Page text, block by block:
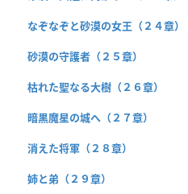
なぞなぞと砂漠の女王（２４章）
砂漠の守護者（２５章）
枯れた聖なる大樹（２６章）
暗黒魔星の城へ（２７章）
消えた将軍（２８章）
姉と弟（２９章）